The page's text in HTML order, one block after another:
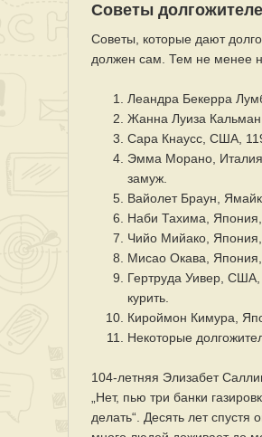
Советы
Советы, которые дают
должен сам. Тем не менее
Леандра Бекерра
Жанна Луиза
Сара Кнаусс, США,
Эмма Морано,
замуж.
Вайолет Браун,
Наби Тахима, Япония,
Чийо Мийако,
Мисао Окава,
Гертруда Уивер, США,
курить.
Кироймон Кимура,
Некоторые
104-летняя Элизабет
„Нет, пью три банки
делать“. Десять лет